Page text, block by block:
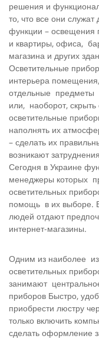
решения и
то, что все они
функции –
и квартиры, офиса,
магазина и других
Осветительные
интерьера
отдельные предметы
или, наоборот,
осветительные
наполнять их
– сделать их
возникают
Сегодня в Украине
менеджеры которых
осветительных
помощь в их выборе.
людей отдают
интернет-магазины.
Одним из наиболее
осветительных
занимают
приборов Быстро,
приобрести люстру
только включить
сделать оформление